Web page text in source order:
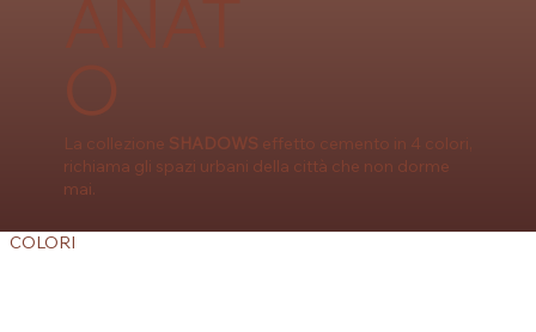
O
La collezione SHADOWS effetto cemento in 4 colori,
richiama gli spazi urbani della città che non dorme
mai.
COLORI